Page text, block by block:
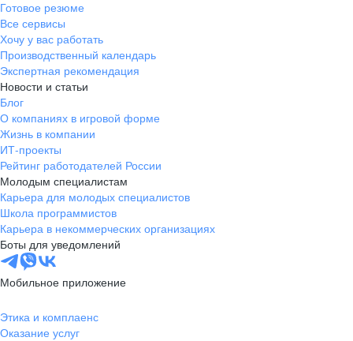
Готовое резюме
Все сервисы
Хочу у вас работать
Производственный календарь
Экспертная рекомендация
Новости и статьи
Блог
О компаниях в игровой форме
Жизнь в компании
ИТ-проекты
Рейтинг работодателей России
Молодым специалистам
Карьера для молодых специалистов
Школа программистов
Карьера в некоммерческих организациях
Боты для уведомлений
Мобильное приложение
Этика и комплаенс
Оказание услуг